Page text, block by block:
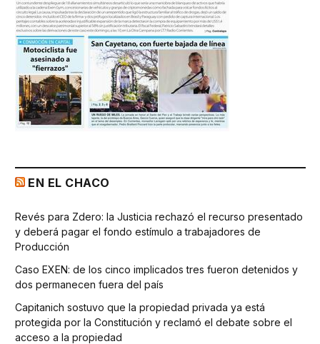
EN EL CHACO
Revés para Zdero: la Justicia rechazó el recurso presentado
y deberá pagar el fondo estímulo a trabajadores de
Producción
Caso EXEN: de los cinco implicados tres fueron detenidos y
dos permanecen fuera del país
Capitanich sostuvo que la propiedad privada ya está
protegida por la Constitución y reclamó el debate sobre el
acceso a la propiedad